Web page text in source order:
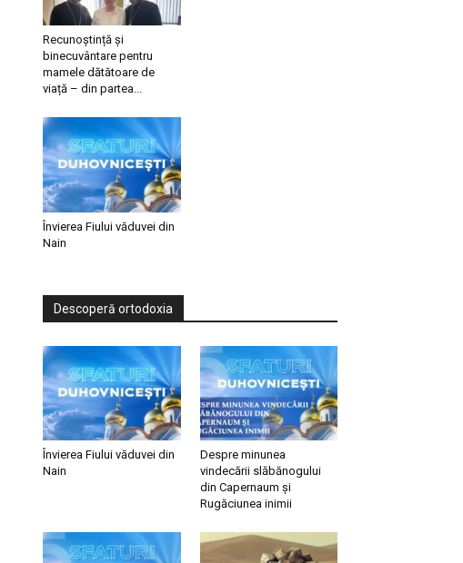
Recunoștință și
binecuvântare pentru
mamele dătătoare de
viață – din partea...
Învierea Fiului văduvei din
Nain
Descoperă ortodoxia
Învierea Fiului văduvei din
Nain
Despre minunea
vindecării slăbănogului
din Capernaum și
Rugăciunea inimii